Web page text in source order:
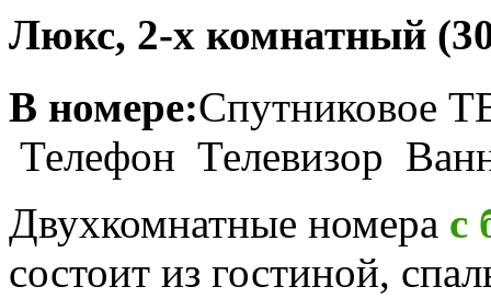
Люкс, 2-х комнатный
В номере:Спутниковое
Телефон Телевизор
Двухкомнатные номера с
состоит из гостиной,